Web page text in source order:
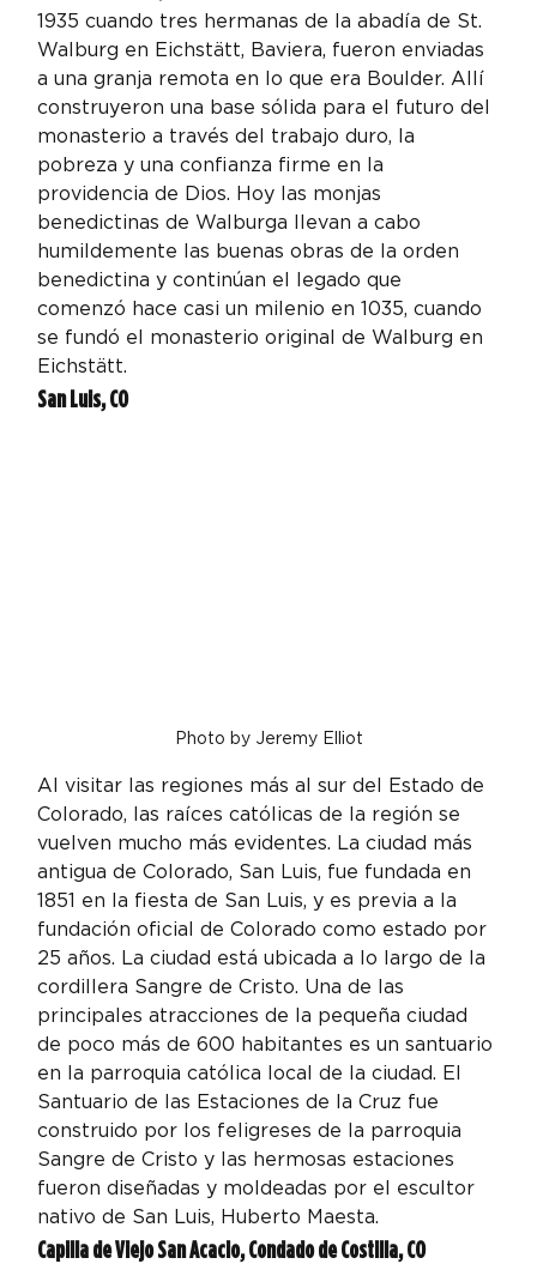
1935 cuando tres hermanas de la abadía de St.
Walburg en Eichstätt, Baviera, fueron enviadas
a una granja remota en lo que era Boulder. Allí
construyeron una base sólida para el futuro del
monasterio a través del trabajo duro, la
pobreza y una confianza firme en la
providencia de Dios. Hoy las monjas
benedictinas de Walburga llevan a cabo
humildemente las buenas obras de la orden
benedictina y continúan el legado que
comenzó hace casi un milenio en 1035, cuando
se fundó el monasterio original de Walburg en
Eichstätt.
San Luis, CO
Photo by Jeremy Elliot
Al visitar las regiones más al sur del Estado de
Colorado, las raíces católicas de la región se
vuelven mucho más evidentes. La ciudad más
antigua de Colorado, San Luis, fue fundada en
1851 en la fiesta de San Luis, y es previa a la
fundación oficial de Colorado como estado por
25 años. La ciudad está ubicada a lo largo de la
cordillera Sangre de Cristo. Una de las
principales atracciones de la pequeña ciudad
de poco más de 600 habitantes es un santuario
en la parroquia católica local de la ciudad. El
Santuario de las Estaciones de la Cruz fue
construido por los feligreses de la parroquia
Sangre de Cristo y las hermosas estaciones
fueron diseñadas y moldeadas por el escultor
nativo de San Luis, Huberto Maesta.
Capilla de Viejo San Acacio, Condado de Costilla, CO